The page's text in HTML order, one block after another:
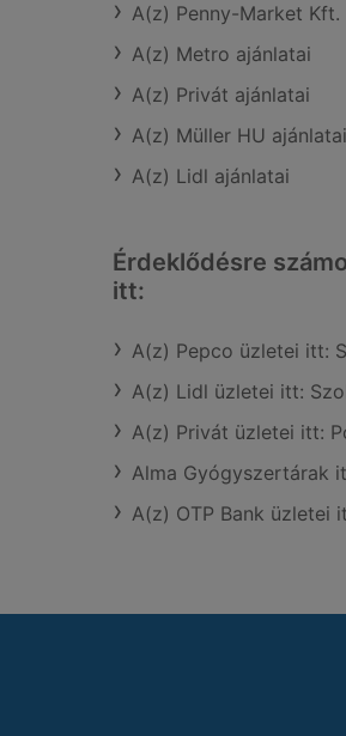
A(z) Penny-Market Kft.
A(z) Metro ajánlatai
A(z) Privát ajánlatai
A(z) Müller HU ajánlatai
A(z) Lidl ajánlatai
Érdeklődésre
itt:
A(z) Pepco üzletei itt:
A(z) Lidl üzletei itt:
A(z) Privát üzletei itt:
Alma Gyógyszertárak
A(z) OTP Bank üzletei